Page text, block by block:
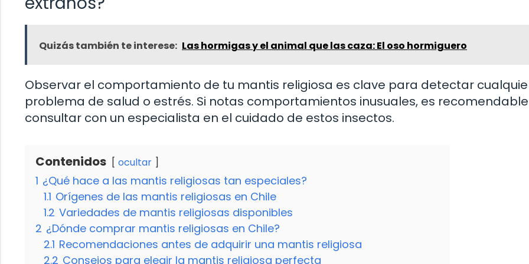
Quizás también te interese: Las hormigas y el animal que las caza: El oso hormiguero
Observar el comportamiento de tu mantis religiosa es clave para detectar
problema de salud o estrés. Si notas comportamientos inusuales, es recomendable
consultar con un especialista en el cuidado de estos insectos.
Contenidos ocultar
1 ¿Qué hace a las mantis religiosas tan especiales?
1.1 Orígenes de las mantis religiosas en Chile
1.2 Variedades de mantis religiosas disponibles
2 ¿Dónde comprar mantis religiosas en Chile?
2.1 Recomendaciones antes de adquirir una mantis religiosa
2.2 Consejos para elegir la mantis religiosa perfecta